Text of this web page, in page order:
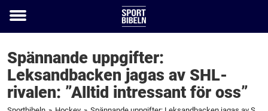
Toggle
Spännande uppgifter:
Leksandbacken jagas av SHL-
rivalen: ”Alltid intressant för oss”